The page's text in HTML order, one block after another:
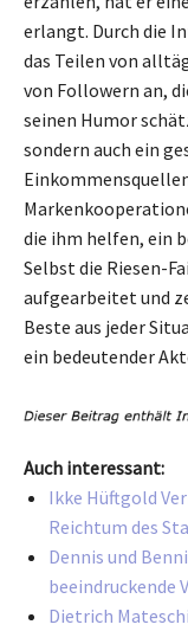
erlangt. Durch die
das Teilen von
von Followern an,
seinen Humor
sondern auch ein
die ihm helfen, ein
Selbst die Riesen-
aufgearbeitet und
Beste aus jeder
ein bedeutender
Auch interessant:
Ikke Hüftgold
Reichtum des
Dennis und
beeindruckende
Dietrich